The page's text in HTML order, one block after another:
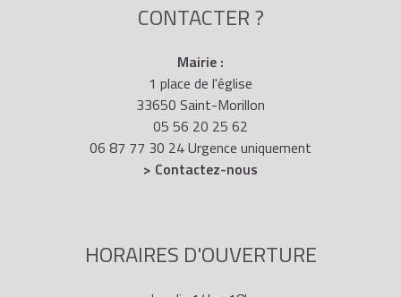
CONTACTER ?
Mairie :
1 place de l'église
33650 Saint-Morillon
05 56 20 25 62
06 87 77 30 24 Urgence uniquement
> Contactez-nous
HORAIRES D'OUVERTURE